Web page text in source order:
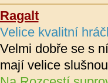
Ragalt
Velice kvalitní
Velmi dobře se s
mají velice